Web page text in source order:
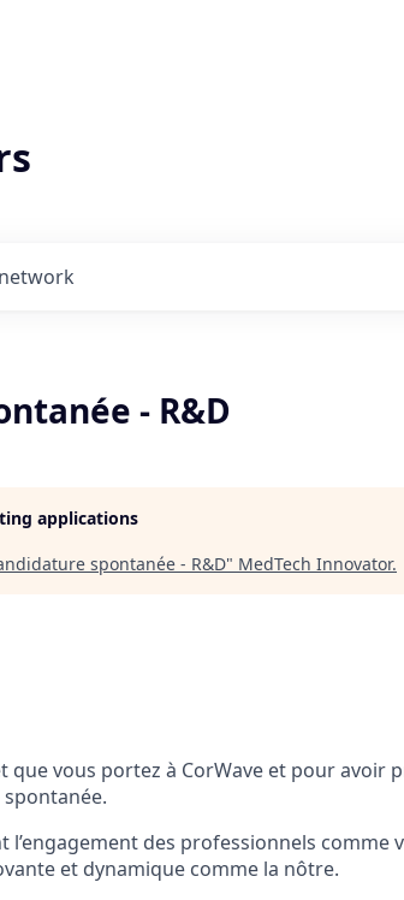
- R&D
applications
spontanée - R&D" MedTech Innovator.
vous portez à CorWave et pour avoir
l’engagement des professionnels comme
et dynamique comme la nôtre.